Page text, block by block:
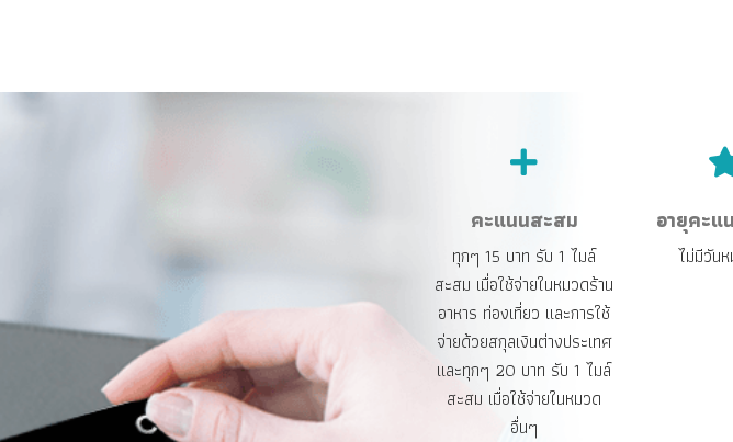
คะแนนสะสม
ทุกๆ 15 บาท รับ 1 ไมล์
สะสม เมื่อใช้จ่ายในหมวดร้าน
อาหาร ท่องเที่ยว และการใช้
จ่ายด้วยสกุลเงินต่างประเทศ
และทุกๆ 20 บาท รับ 1 ไมล์
สะสม เมื่อใช้จ่ายในหมวด
อื่นๆ
อายุคะแ
ไม่มีวัน